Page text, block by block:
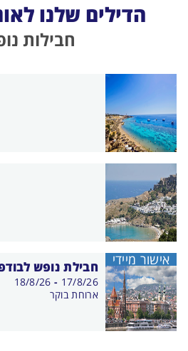
הדילים שלנו
חבילות
חבילת נופש
בין
התאריכים,
17/8/26
-
18/8/26
ארוחת בוקר
אישור מיידי